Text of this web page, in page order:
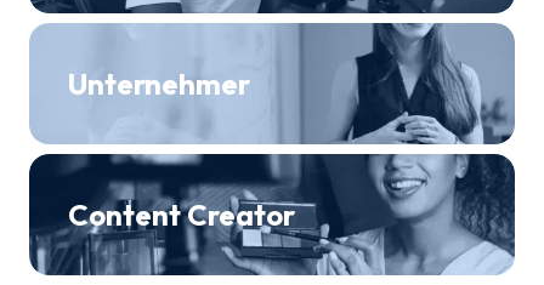
Unternehmer
Content Creator